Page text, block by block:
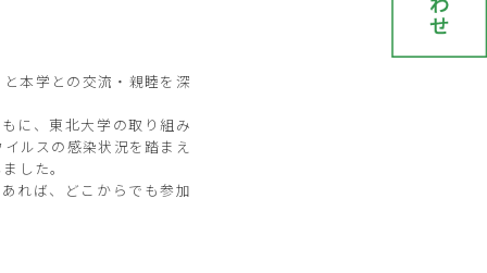
本学との交流・親睦を深
に、東北大学の取り組み
ルスの感染状況を踏まえ
した。
れば、どこからでも参加